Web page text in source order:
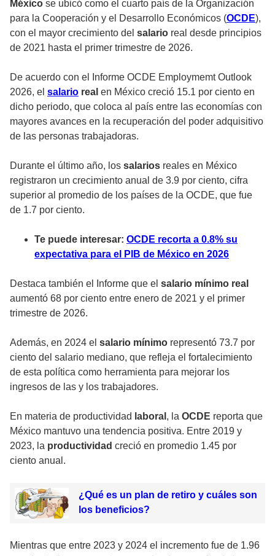
México se ubicó como el cuarto país de la Organización
para la Cooperación y el Desarrollo Económicos (OCDE),
con el mayor crecimiento del salario real desde principios
de 2021 hasta el primer trimestre de 2026.
De acuerdo con el Informe OCDE Employmemt Outlook
2026, el salario real en México creció 15.1 por ciento en
dicho periodo, que coloca al país entre las economías con
mayores avances en la recuperación del poder adquisitivo
de las personas trabajadoras.
Durante el último año, los salarios reales en México
registraron un crecimiento anual de 3.9 por ciento, cifra
superior al promedio de los países de la OCDE, que fue
de 1.7 por ciento.
Te puede interesar: OCDE recorta a 0.8% su
expectativa para el PIB de México en 2026
Destaca también el Informe que el salario mínimo real
aumentó 68 por ciento entre enero de 2021 y el primer
trimestre de 2026.
Además, en 2024 el salario mínimo representó 73.7 por
ciento del salario mediano, que refleja el fortalecimiento
de esta política como herramienta para mejorar los
ingresos de las y los trabajadores.
En materia de productividad labora , la OCDE reporta que
México mantuvo una tendencia positiva. Entre 2019 y
2023, la productividad creció en promedio 1.45 por
ciento anual.
¿Qué es un plan de retiro y cuáles son
los beneficios?
Mientras que entre 2023 y 2024 el incremento fue de 1.96